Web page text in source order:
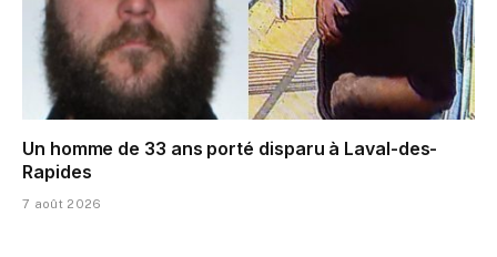
Un homme de 33 ans porté disparu à Laval-des-
Rapides
7 août 2026